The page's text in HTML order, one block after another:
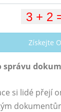
Získejte
správu
si lidé přejí